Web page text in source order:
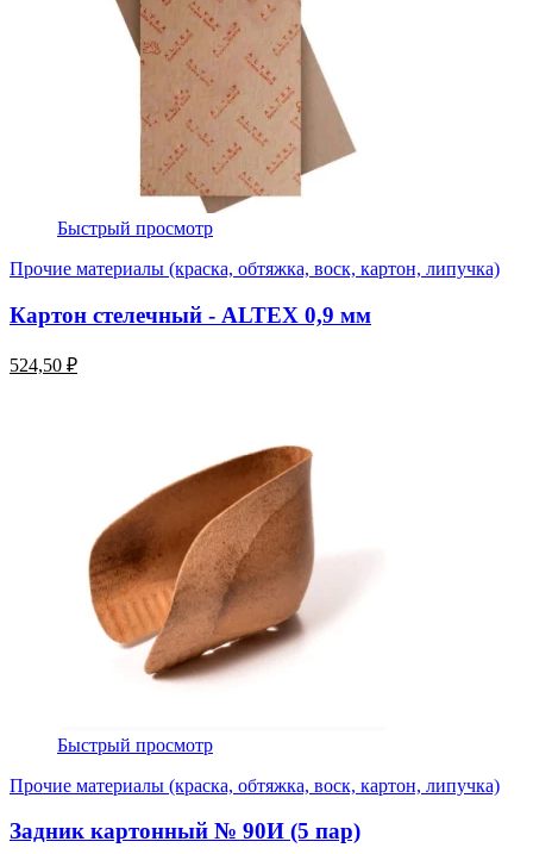
Быстрый просмотр
Прочие материалы (краска, обтяжка, воск, картон, липучка)
Картон стелечный - ALTEX 0,9 мм
524,50 ₽
Быстрый просмотр
Прочие материалы (краска, обтяжка, воск, картон, липучка)
Задник картонный № 90И (5 пар)